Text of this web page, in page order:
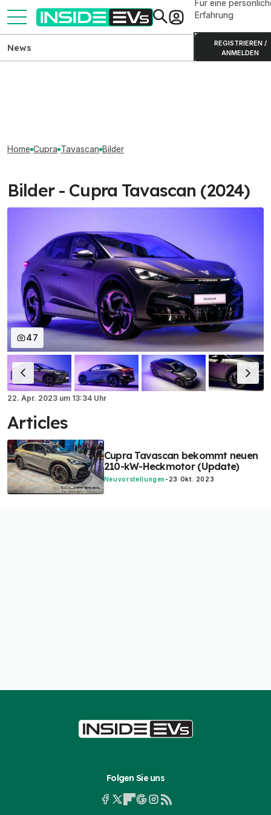
Für eine
Erfahrung
REGISTRIEREN /
ANMELDEN
News
Home Cupra Tavascan Bilder
Bilder - Cupra Tavascan (2024)
47
22. Apr. 2023 um 13:34 Uhr
Articles
Cupra Tavascan bekommt neuen
210-kW-Heckmotor (Update)
Neuvorstellungen - 23 Okt. 2023
Folgen Sie uns